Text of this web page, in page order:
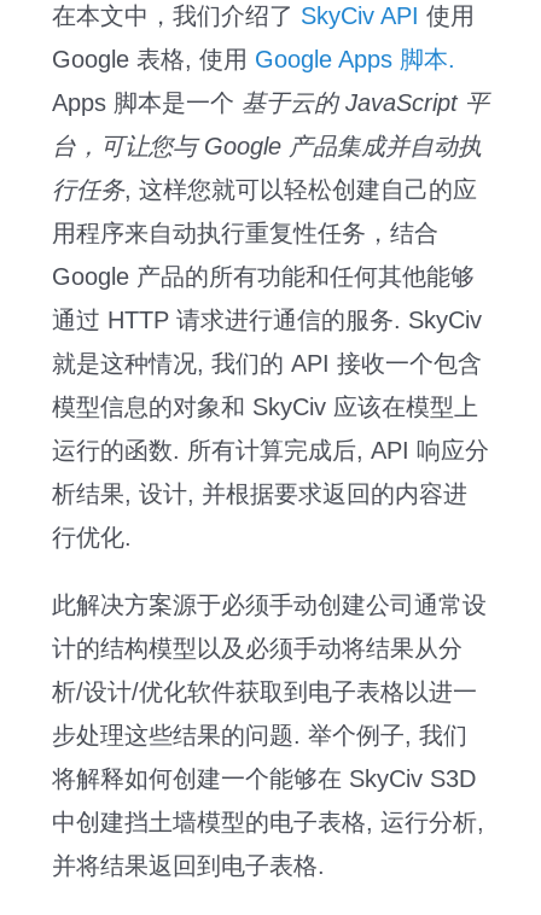
在本文中，我们介绍了 SkyCiv API 使用
Google 表格, 使用 Google Apps 脚本.
Apps 脚本是一个 基于云的 JavaScript 平
台，可让您与 Google 产品集成并自动执
行任务, 这样您就可以轻松创建自己的应
用程序来自动执行重复性任务，结合
Google 产品的所有功能和任何其他能够
通过 HTTP 请求进行通信的服务. SkyCiv
就是这种情况, 我们的 API 接收一个包含
模型信息的对象和 SkyCiv 应该在模型上
运行的函数. 所有计算完成后, API 响应分
析结果, 设计, 并根据要求返回的内容进
行优化.
此解决方案源于必须手动创建公司通常设
计的结构模型以及必须手动将结果从分
析/设计/优化软件获取到电子表格以进一
步处理这些结果的问题. 举个例子, 我们
将解释如何创建一个能够在 SkyCiv S3D
中创建挡土墙模型的电子表格, 运行分析,
并将结果返回到电子表格.